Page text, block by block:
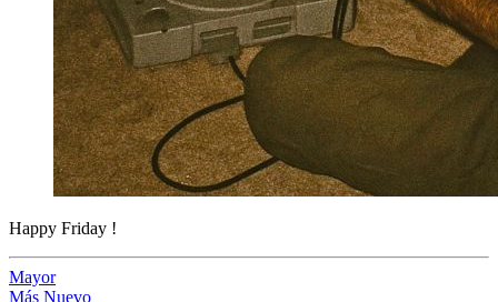
Happy Friday !
Mayor
Más Nuevo